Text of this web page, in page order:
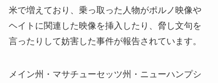
米で増えており、乗っ取った人物がポルノ映像や
ヘイトに関連した映像を挿入したり、脅し文句を
言ったりして妨害した事件が報告されています。
メイン州・マサチューセッツ州・ニューハンプシ